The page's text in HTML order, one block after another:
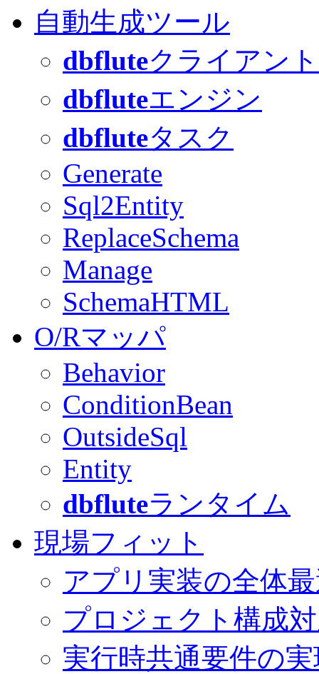
自動生成ツール
dbfluteクライアント
dbfluteエンジン
dbfluteタスク
Generate
Sql2Entity
ReplaceSchema
Manage
SchemaHTML
O/Rマッパ
Behavior
ConditionBean
OutsideSql
Entity
dbfluteランタイム
現場フィット
アプリ実装の全体
プロジェクト構成
実行時共通要件の